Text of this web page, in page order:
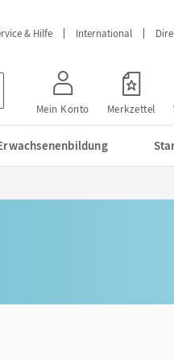
& Hilfe International
Mein Konto Merkzettel